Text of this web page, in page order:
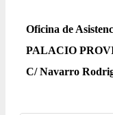
Oficina de
PALACIO
C/ Navarro